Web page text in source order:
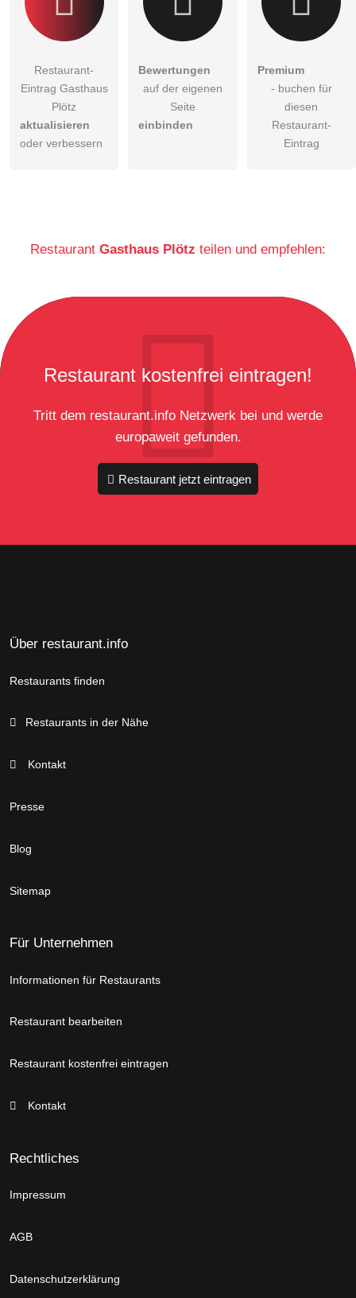
Restaurant-
Eintrag Gasthaus
Plötz
aktualisieren
oder verbessern
Bewertungen
auf der eigenen
Seite
einbinden
Premium
- buchen für
diesen
Restaurant-
Eintrag
Restaurant Gasthaus Plötz teilen und empfehlen:
Restaurant kostenfrei eintragen!
Tritt dem restaurant.info Netzwerk bei und werde
europaweit gefunden.
Restaurant jetzt eintragen
Über restaurant.info
Restaurants finden
Restaurants in der Nähe
Kontakt
Presse
Blog
Sitemap
Für Unternehmen
Informationen für Restaurants
Restaurant bearbeiten
Restaurant kostenfrei eintragen
Kontakt
Rechtliches
Impressum
AGB
Datenschutzerklärung